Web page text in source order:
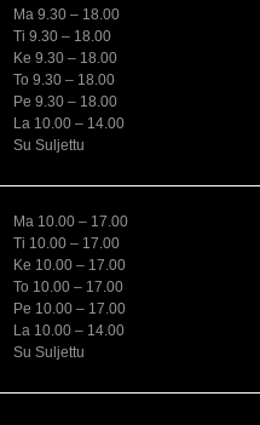
Ma 9.30 – 18.00
Ti 9.30 – 18.00
Ke 9.30 – 18.00
To 9.30 – 18.00
Pe 9.30 – 18.00
La 10.00 – 14.00
Su Suljettu
Ma 10.00 – 17.00
Ti 10.00 – 17.00
Ke 10.00 – 17.00
To 10.00 – 17.00
Pe 10.00 – 17.00
La 10.00 – 14.00
Su Suljettu